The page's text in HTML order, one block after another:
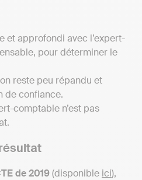
et approfondi avec l’expert-
pour déterminer le
reste peu répandu et
de confiance.
comptable n’est pas
de 2019(disponible ici),